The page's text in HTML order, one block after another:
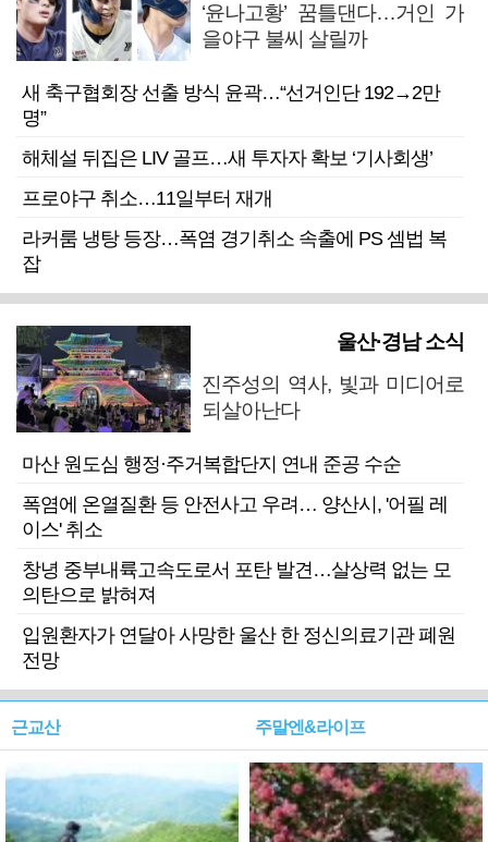
‘윤나고황’ 꿈틀댄다…거인 가
을야구 불씨 살릴까
새 축구협회장 선출 방식 윤곽…“선거인단 192→2만
명”
해체설 뒤집은 LIV 골프…새 투자자 확보 ‘기사회생’
프로야구 취소…11일부터 재개
라커룸 냉탕 등장…폭염 경기취소 속출에 PS 셈법 복
잡
울산·경남 소식
진주성의 역사, 빛과 미디어로
되살아난다
마산 원도심 행정·주거복합단지 연내 준공 수순
폭염에 온열질환 등 안전사고 우려… 양산시, '어필 레
이스' 취소
창녕 중부내륙고속도로서 포탄 발견…살상력 없는 모
의탄으로 밝혀져
입원환자가 연달아 사망한 울산 한 정신의료기관 폐원
전망
근교산 주말엔&라이프